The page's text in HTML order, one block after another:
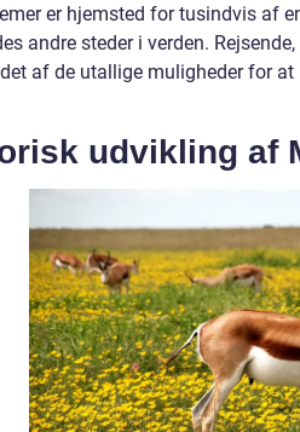
er hjemsted for tusindvis af
andre steder i verden.
af de utallige muligheder for
udvikling af